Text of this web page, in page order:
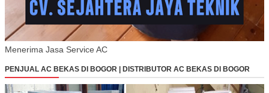
Menerima Jasa Service AC
PENJUAL AC BEKAS DI BOGOR | DISTRIBUTOR AC BEKAS DI BOGOR